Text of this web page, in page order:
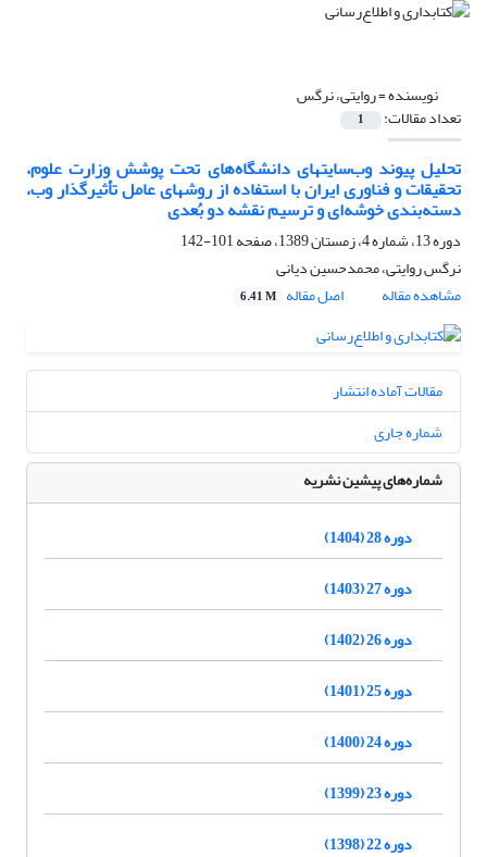
نویسنده =روایتی، نرگس
تعداد مقالات: 1
تحلیل پیوند وب‌سایتهای دانشگاه‌های تحت پوشش وزارت علوم،
تحقیقات و فناوری ایران با استفاده از روشهای عامل تأثیرگذار وب،
دسته‌‌بندی خوشه‌ای و ترسیم نقشه دو بُعدی
دوره 13، شماره 4، زمستان 1389، صفحه
101-142
نرگس روایتی، محمدحسین دیانی
مشاهده مقاله
اصل مقاله 6.41 M
مقالات آماده انتشار
شماره جاری
شماره‌های پیشین نشریه
دوره 28 (1404)
دوره 27 (1403)
دوره 26 (1402)
دوره 25 (1401)
دوره 24 (1400)
دوره 23 (1399)
دوره 22 (1398)